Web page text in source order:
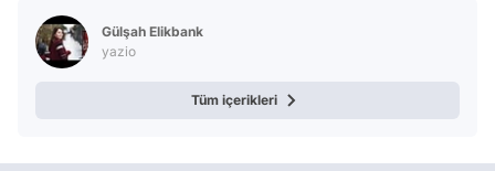
Gülşah Elikbank
yazio
Tüm içerikleri